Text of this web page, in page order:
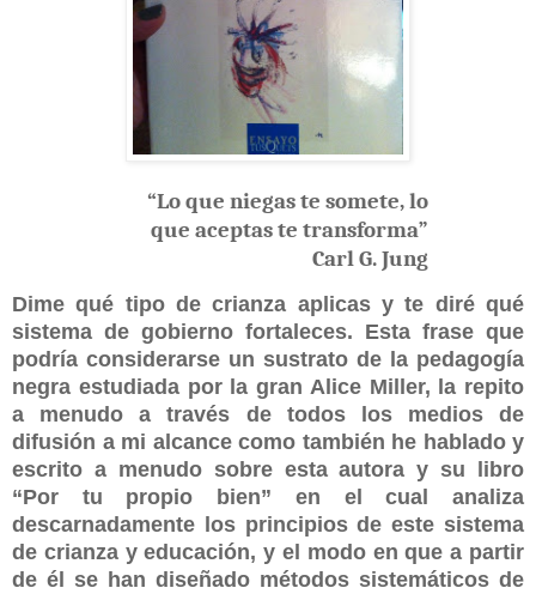
“Lo que niegas te somete, lo
que aceptas te transforma”
Carl G. Jung
Dime qué tipo de crianza aplicas y te diré qué
sistema de gobierno fortaleces. Esta frase que
podría considerarse un sustrato de la pedagogía
negra estudiada por la gran Alice Miller, la repito
a menudo a través de todos los medios de
difusión a mi alcance como también he hablado y
escrito a menudo sobre esta autora y su libro
“Por tu propio bien” en el cual analiza
descarnadamente los principios de este sistema
de crianza y educación, y el modo en que a partir
de él se han diseñado métodos sistemáticos de